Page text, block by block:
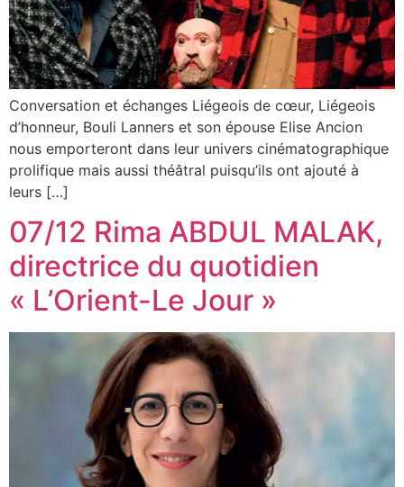
Conversation et échanges Liégeois de cœur, Liégeois
d’honneur, Bouli Lanners et son épouse Elise Ancion
nous emporteront dans leur univers cinématographique
prolifique mais aussi théâtral puisqu’ils ont ajouté à
leurs […]
07/12 Rima ABDUL MALAK,
directrice du quotidien
« L’Orient-Le Jour »